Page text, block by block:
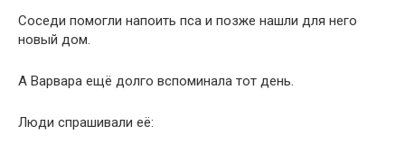
Соседи помогли напоить пса и позже нашли для него
новый дом.
А Варвара ещё долго вспоминала тот день.
Люди спрашивали её: